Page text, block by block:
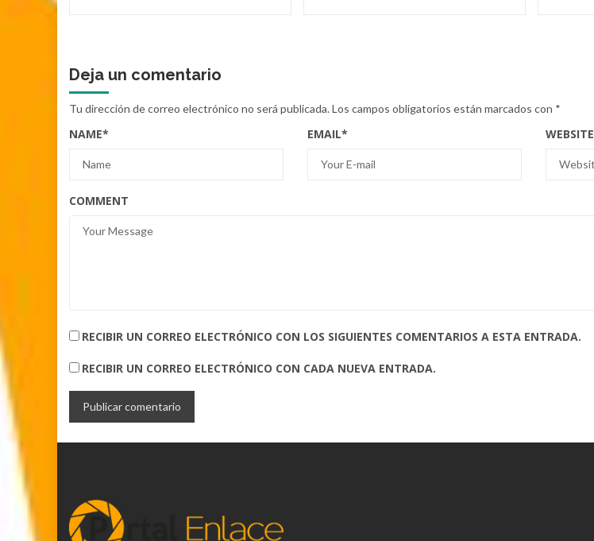
Deja un comentario
Tu dirección de correo electrónico no será publicada.Los campos obligatorios están marcados con *
NAME* EMAIL* WEBSITE
COMMENT
RECIBIR UN CORREO ELECTRÓNICO CON LOS SIGUIENTES COMENTARIOS A ESTA ENTRADA.
RECIBIR UN CORREO ELECTRÓNICO CON CADA NUEVA ENTRADA.